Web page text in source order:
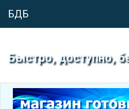
БДБ
Быстро, доступно,